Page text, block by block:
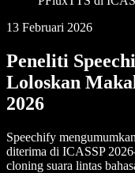
13 Februari 2026
Peneliti
Loloskan
2026
Speechify
diterima di ICASSP
cloning suara lintas